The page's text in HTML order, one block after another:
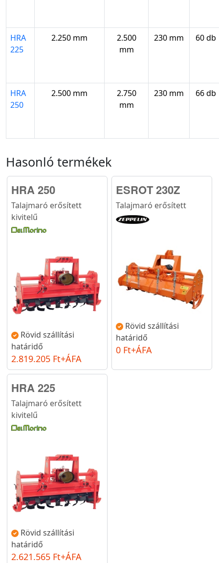
HRA
225
2.250 mm
2.500
mm
230 mm 60 db
HRA
250
2.500 mm
2.750
mm
230 mm 66 db
Hasonló termékek
HRA 250
Talajmaró erősített
kivitelű
Rövid szállítási
határidő
2.819.205 Ft+ÁFA
ESROT 230Z
Talajmaró erősített
Rövid szállítási
határidő
0 Ft+ÁFA
HRA 225
Talajmaró erősített
kivitelű
Rövid szállítási
határidő
2.621.565 Ft+ÁFA